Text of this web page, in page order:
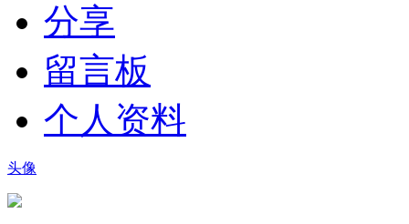
分享
留言板
个人资料
头像